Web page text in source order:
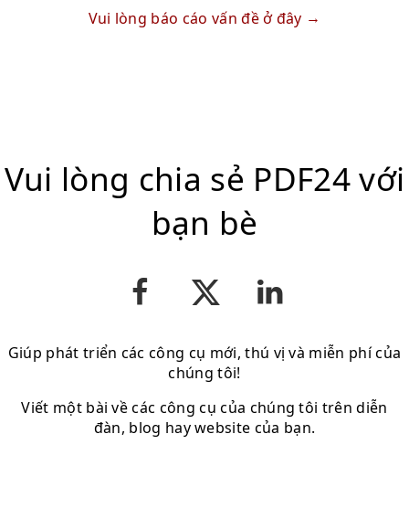
Vui lòng báo cáo vấn đề ở đây
Vui lòng chia sẻ PDF24 với
bạn bè
Giúp phát triển các công cụ mới, thú vị và miễn phí của
chúng tôi!
Viết một bài về các công cụ của chúng tôi trên diễn
đàn, blog hay website của bạn.